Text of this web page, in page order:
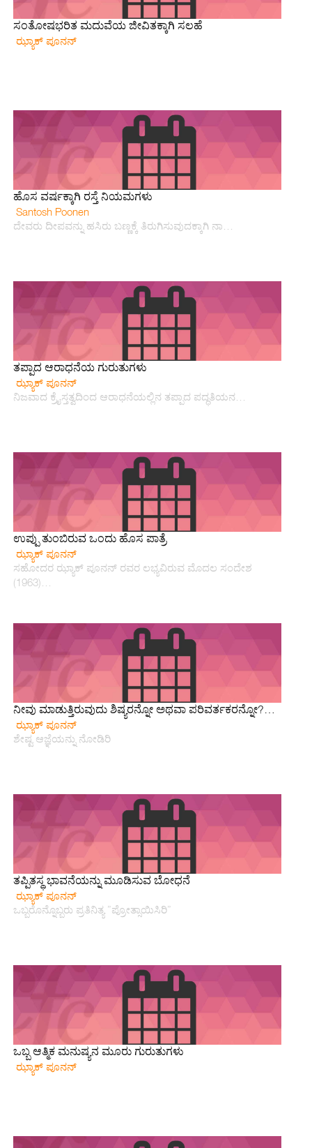
ಸಂತೋಷಭರಿತ ಮದುವೆಯ ಜೀವಿತಕ್ಕಾಗಿ ಸಲಹೆ
ಝ್ಯಾಕ್ ಪೂನನ್
ಹೊಸ ವರ್ಷಕ್ಕಾಗಿ ರಸ್ತೆ ನಿಯಮಗಳು
Santosh Poonen
ದೇವರು ದೀಪವನ್ನು ಹಸಿರು ಬಣ್ಣಕ್ಕೆ ತಿರುಗಿಸುವುದಕ್ಕಾಗಿ ನಾ…
ತಪ್ಪಾದ ಆರಾಧನೆಯ ಗುರುತುಗಳು
ಝ್ಯಾಕ್ ಪೂನನ್
ನಿಜವಾದ ಕ್ರೈಸ್ತತ್ವದಿಂದ ಆರಾಧನೆಯಲ್ಲಿನ ತಪ್ಪಾದ ಪದ್ಧತಿಯನ…
ಉಪ್ಪು ತುಂಬಿರುವ ಒಂದು ಹೊಸ ಪಾತ್ರೆ
ಝ್ಯಾಕ್ ಪೂನನ್
ಸಹೋದರ ಝ್ಯಾಕ್ ಪೂನನ್ ರವರ ಲಭ್ಯವಿರುವ ಮೊದಲ ಸಂದೇಶ
(1963)…
ನೀವು ಮಾಡುತ್ತಿರುವುದು ಶಿಷ್ಯರನ್ನೋ ಅಥವಾ ಪರಿವರ್ತಕರನ್ನೋ?…
ಝ್ಯಾಕ್ ಪೂನನ್
ಶೇಷ್ಟ ಆಜ್ಞೆಯನ್ನು ನೋಡಿರಿ
ತಪ್ಪಿತಸ್ಥ ಭಾವನೆಯನ್ನು ಮೂಡಿಸುವ ಬೋಧನೆ
ಝ್ಯಾಕ್ ಪೂನನ್
ಒಬ್ಬರೊನ್ನೊಬ್ಬರು ಪ್ರತಿನಿತ್ಯ ”ಪ್ರೋತ್ಸಾಯಿಸಿರಿ”
ಒಬ್ಬ ಆತ್ಮಿಕ ಮನುಷ್ಯನ ಮೂರು ಗುರುತುಗಳು
ಝ್ಯಾಕ್ ಪೂನನ್